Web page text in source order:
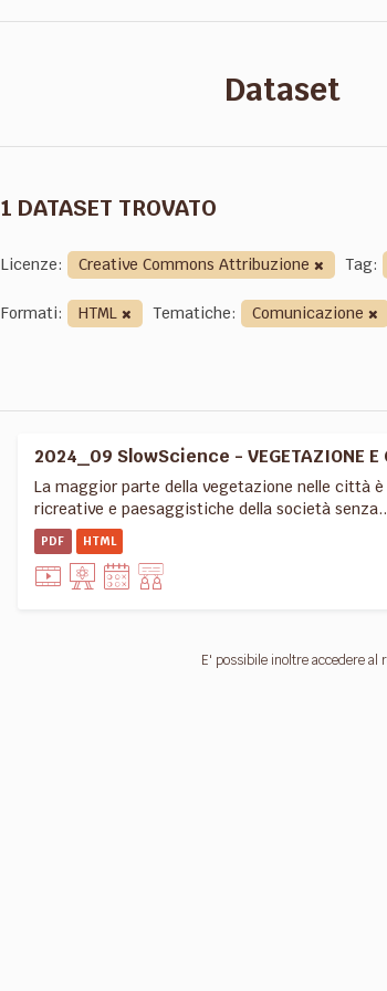
Dataset
1 DATASET TROVATO
Licenze: Creative Commons Attribuzione Tag:
Formati:
HTML Tematiche: Comunicazione
2024_09 SlowScience - VEGETAZIONE E
La maggior parte della vegetazione nelle città
ricreative e paesaggistiche della società
PDF HTML
E' possibile inoltre accedere al